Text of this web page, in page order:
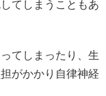
てしまうこともあ
てしまったり、生
がかかり自律神経